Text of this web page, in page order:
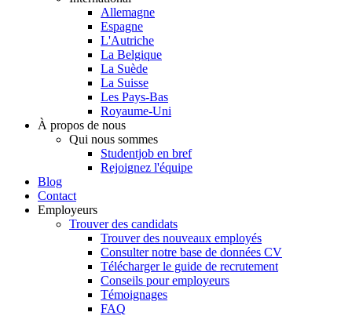
Allemagne
Espagne
L'Autriche
La Belgique
La Suède
La Suisse
Les Pays-Bas
Royaume-Uni
À propos de nous
Qui nous sommes
Studentjob en bref
Rejoignez l'équipe
Blog
Contact
Employeurs
Trouver des candidats
Trouver des nouveaux employés
Consulter notre base de données CV
Télécharger le guide de recrutement
Conseils pour employeurs
Témoignages
FAQ